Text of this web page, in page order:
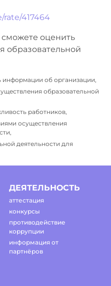
rate/417464
оценить
образовательной
информации об организации,
образовательной
работников,
осуществления
деятельности для
ДЕЯТЕЛЬНОСТЬ
аттестация
конкурсы
противодействие
коррупции
информация от
партнёров